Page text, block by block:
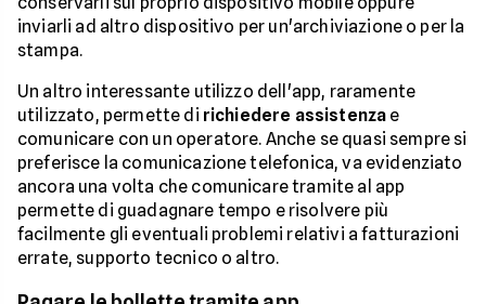
inviarli ad altro dispositivo per un'archiviazione o per la
stampa.
Un altro interessante utilizzo dell'app, raramente
utilizzato, permette di richiedere assistenza e
comunicare con un operatore. Anche se quasi sempre si
preferisce la comunicazione telefonica, va evidenziato
ancora una volta che comunicare tramite al app
permette di guadagnare tempo e risolvere più
facilmente gli eventuali problemi relativi a fatturazioni
errate, supporto tecnico o altro.